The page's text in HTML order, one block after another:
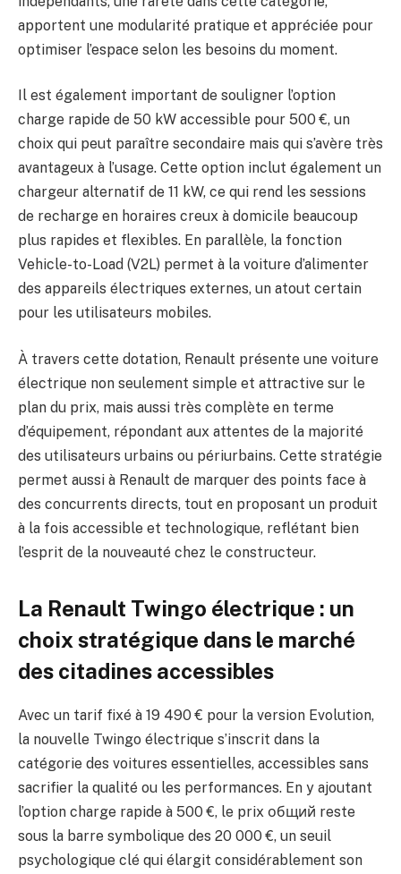
apportent une modularité pratique et appréciée pour
optimiser l’espace selon les besoins du moment.
Il est également important de souligner l’option
charge rapide de 50 kW accessible pour 500 €, un
choix qui peut paraître secondaire mais qui s’avère très
avantageux à l’usage. Cette option inclut également un
chargeur alternatif de 11 kW, ce qui rend les sessions
de recharge en horaires creux à domicile beaucoup
plus rapides et flexibles. En parallèle, la fonction
Vehicle-to-Load (V2L) permet à la voiture d’alimenter
des appareils électriques externes, un atout certain
pour les utilisateurs mobiles.
À travers cette dotation, Renault présente une voiture
électrique non seulement simple et attractive sur le
plan du prix, mais aussi très complète en terme
d’équipement, répondant aux attentes de la majorité
des utilisateurs urbains ou périurbains. Cette stratégie
permet aussi à Renault de marquer des points face à
des concurrents directs, tout en proposant un produit
à la fois accessible et technologique, reflétant bien
l’esprit de la nouveauté chez le constructeur.
La Renault Twingo électrique : un
choix stratégique dans le marché
des citadines accessibles
Avec un tarif fixé à 19 490 € pour la version Evolution,
la nouvelle Twingo électrique s’inscrit dans la
catégorie des voitures essentielles, accessibles sans
sacrifier la qualité ou les performances. En y ajoutant
l’option charge rapide à 500 €, le prix общий reste
sous la barre symbolique des 20 000 €, un seuil
psychologique clé qui élargit considérablement son